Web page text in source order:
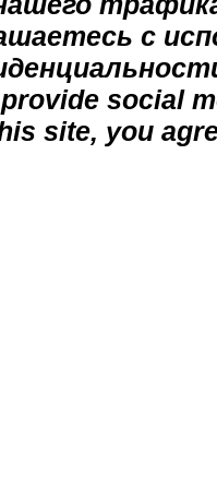
с
social
site, you